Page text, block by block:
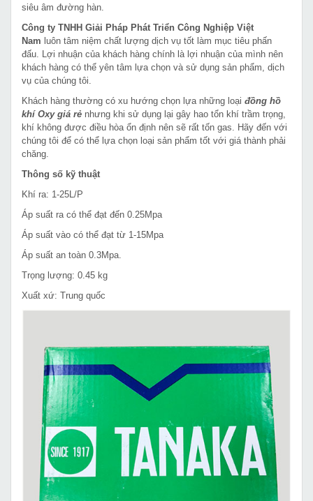
siêu âm đường hàn.
Công ty TNHH Giải Pháp Phát Triển Công Nghiệp Việt
Nam luôn tâm niệm chất lượng dịch vụ tốt làm mục tiêu phấn
đấu. Lợi nhuận của khách hàng chính là lợi nhuận của mình nên
khách hàng có thể yên tâm lựa chọn và sử dụng sản phẩm, dịch
vụ của chúng tôi.
Khách hàng thường có xu hướng chọn lựa những loại đồng hồ
khí Oxy giá rẻ nhưng khi sử dụng lại gây hao tổn khí trầm trọng,
khí không được điều hòa ổn định nên sẽ rất tốn gas. Hãy đến với
chúng tôi để có thể lựa chọn loại sản phẩm tốt với giá thành phải
chăng.
Thông số kỹ thuật
Khí ra: 1-25L/P
Áp suất ra có thể đạt đến 0.25Mpa
Áp suất vào có thể đạt từ 1-15Mpa
Áp suất an toàn 0.3Mpa.
Trọng lượng: 0.45 kg
Xuất xứ: Trung quốc